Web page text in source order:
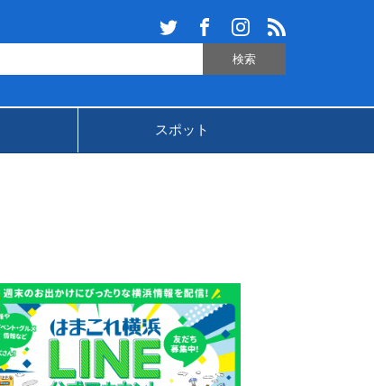
スポット